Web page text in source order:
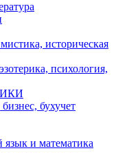
историческая
психология,
бухучет
язык и математика